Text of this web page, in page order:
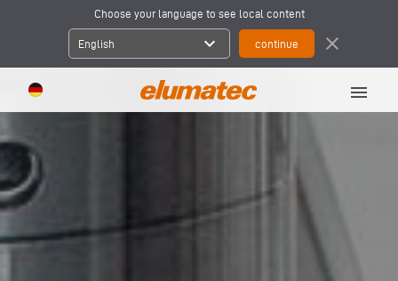
Choose your language to see local content
English expand_more close
menu